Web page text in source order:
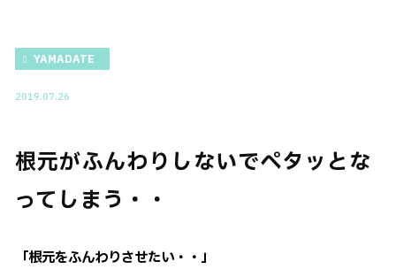
YAMADATE
2019.07.26
根元がふんわりしないでペタッとな
ってしまう・・
「根元をふんわりさせたい・・」